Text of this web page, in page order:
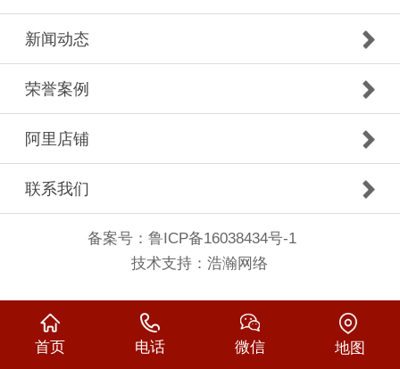
新闻动态
荣誉案例
阿里店铺
联系我们
备案号：鲁ICP备16038434号-1
技术支持：浩瀚网络
首页 电话 微信 地图